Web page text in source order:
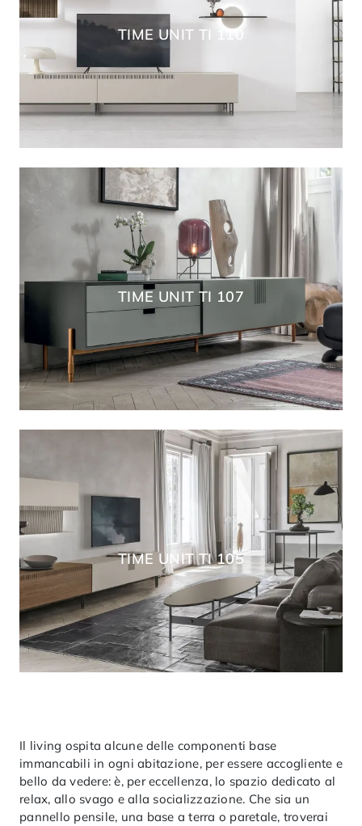
TIME UNIT TI 110
TIME UNIT TI 107
TIME UNIT TI 105
Il living ospita alcune delle componenti base
immancabili in ogni abitazione, per essere accogliente e
bello da vedere: è, per eccellenza, lo spazio dedicato al
relax, allo svago e alla socializzazione. Che sia un
pannello pensile, una base a terra o paretale, troverai